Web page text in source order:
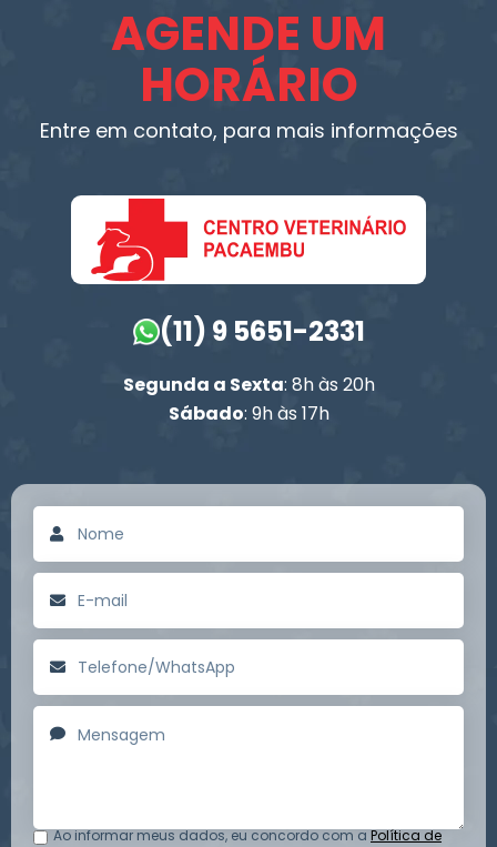
AGENDE UM
HORÁRIO
Entre em contato, para mais informações
(11) 9 5651-2331
Segunda a Sexta: 8h às 20h
Sábado: 9h às 17h
Ao informar meus dados, eu concordo com aPolítica de